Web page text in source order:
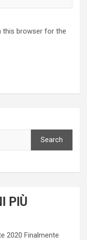
this browser for the
Search
PIÙ
2020 Finalmente